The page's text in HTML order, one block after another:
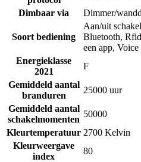
Dimbaar via
Dimmer/
Soort bediening
Aan/uit
Bluetooth,
een app, Voice
Energieklasse
2021
F
Gemiddeld aantal
branduren
25000 uur
Gemiddeld aantal
schakelmomenten
50000
Kleurtemperatuur 2700 Kelvin
Kleurweergave
index
80